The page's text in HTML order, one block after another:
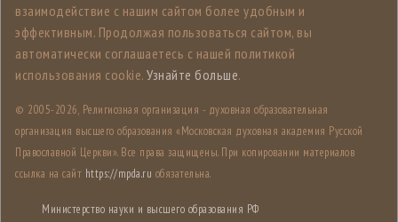
взаимодействие с нашим сайтом более удобным и
эффективным. Продолжая пользоваться сайтом, вы
автоматически соглашаетесь с нашей политикой
использования cookie. Узнайте больше.
© 2005-2026, Религиозная организация - духовная образовательная
организация высшего образования «Московская духовная академия Русской
Православной Церкви». Все права защищены. При копировании материалов
ссылка на сайт https://mpda.ru обязательна.
Министерство науки и высшего образования РФ